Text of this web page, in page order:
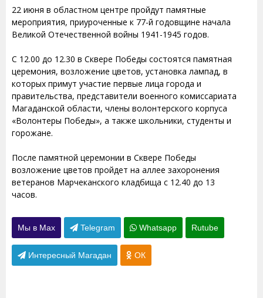
22 июня в областном центре пройдут памятные
мероприятия, приуроченные к 77-й годовщине начала
Великой Отечественной войны 1941-1945 годов.
С 12.00 до 12.30 в Сквере Победы состоятся памятная
церемония, возложение цветов, установка лампад, в
которых примут участие первые лица города и
правительства, представители военного комиссариата
Магаданской области, члены волонтерского корпуса
«Волонтеры Победы», а также школьники, студенты и
горожане.
После памятной церемонии в Сквере Победы
возложение цветов пройдет на аллее захоронения
ветеранов Марчеканского кладбища с 12.40 до 13
часов.
Мы в Max Telegram Whatsapp Rutube
Интересный Магадан ОК